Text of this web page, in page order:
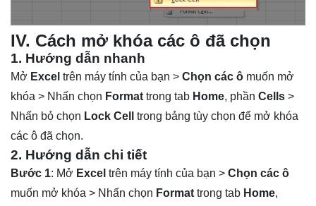
IV. Cách mở khóa các ô đã chọn
1. Hướng dẫn nhanh
Mở Excel trên máy tính của bạn > Chọn các ô muốn mở
khóa > Nhấn chọn Format trong tab Home, phần Cells >
Nhấn bỏ chọn Lock Cell
trong bảng tùy chọn để mở khóa
các ô đã chọn.
2. Hướng dẫn chi tiết
Bước 1: Mở Excel trên máy tính của bạn > Chọn các ô
muốn mở khóa > Nhấn chọn Format trong tab Home,